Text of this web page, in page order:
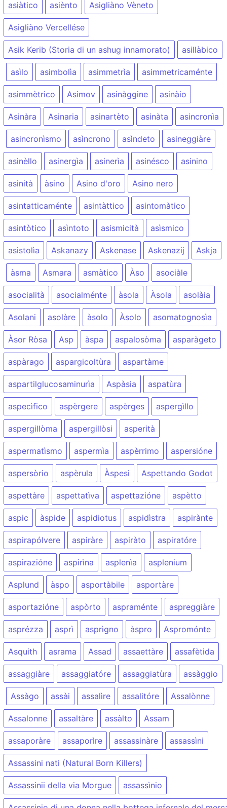
asiàtico asiènto Asigliàno Vèneto
Asigliàno Vercellése
Asik Kerib (Storia di un ashug innamorato) asillàbico
asìlo asimbolìa asimmetrìa asimmetricaménte
asimmètrico Asimov asinàggine asinàio
Asinàra Asinaria asinartèto asinàta asincronìa
asincronìsmo asìncrono asìndeto asineggiàre
asinèllo asinergìa asinerìa asinésco asinino
asinità àsino Asino d'oro Asino nero
asintatticaménte asintàttico asintomàtico
asintòtico asìntoto asismicità asìsmico
asistolìa Askanazy Askenase Askenazij Askja
àsma Asmara asmàtico Àso asociàle
asocialità asocialménte àsola Àsola asolàia
Asolani asolàre àsolo Àsolo asomatognosìa
Àsor Ròsa Asp àspa aspalosòma asparàgeto
aspàrago aspargicoltùra aspartàme
aspartilglucosaminurìa Aspàsia aspatùra
aspecìfico aspèrgere aspèrges aspergìllo
aspergillòma aspergillòsi asperità
aspermatìsmo aspermìa aspèrrimo aspersióne
aspersòrio aspèrula Àspesi Aspettando Godot
aspettàre aspettatìva aspettazióne aspètto
aspic àspide aspidiotus aspidìstra aspirànte
aspirapólvere aspiràre aspiràto aspiratóre
aspirazióne aspirìna asplenìa asplenium
Asplund àspo asportàbile asportàre
asportazióne aspòrto aspraménte aspreggiàre
asprézza asprì asprìgno àspro Aspromónte
Asquith asrama Assad assaettàre assafètida
assaggiàre assaggiatóre assaggiatùra assàggio
Assàgo assài assalìre assalitóre Assalònne
Assalonne assaltàre assàlto Assam
assaporàre assaporìre assassinàre assassìni
Assassini nati (Natural Born Killers)
Assassinii della via Morgue assassìnio